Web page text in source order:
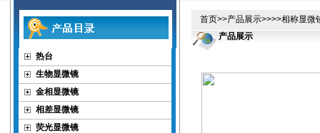
热台
生物显微镜
金相显微镜
相差显微镜
荧光显微镜
首页>>产品展示>>>>相称显微
产品展示